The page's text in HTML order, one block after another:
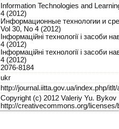
Information Technologies and
4 (2012)
Информационные технологии и
Vol 30, No 4 (2012)
Інформаційні технології і засоби
4 (2012)
Інформаційні технології і засоби
4 (2012)
2076-8184
ukr
http://journal.iitta.gov.ua/index.php/
Copyright (c) 2012 Valeriy Yu. Bykov
http://creativecommons.org/